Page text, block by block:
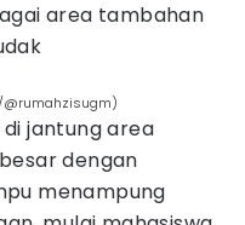
area tambahan
@rumahzisugm)
di jantung area
dengan
menampung